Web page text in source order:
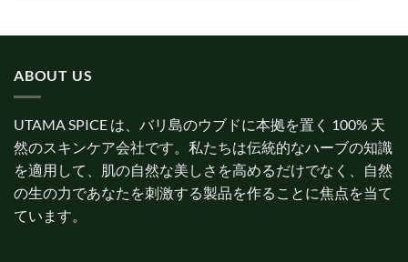
ABOUT US
UTAMA SPICE は、バリ島のウブドに本拠を置く 100% 天
然のスキンケア会社です。私たちは伝統的なハーブの知識
を適用して、肌の自然な美しさを高めるだけでなく、自然
の生の力であなたを刺激する製品を作ることに焦点を当て
ています。